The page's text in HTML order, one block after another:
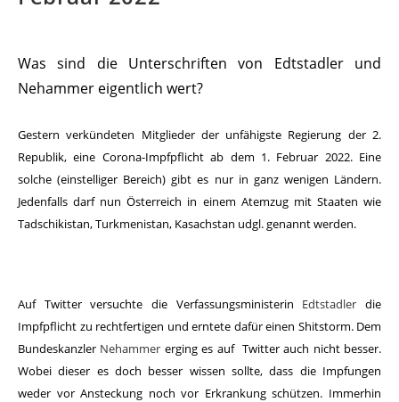
Was sind die Unterschriften von Edtstadler und
Nehammer eigentlich wert?
Gestern verkündeten Mitglieder der unfähigste Regierung der 2.
Republik, eine Corona-Impfpflicht ab dem 1. Februar 2022. Eine
solche (einstelliger Bereich) gibt es nur in ganz wenigen Ländern.
Jedenfalls darf nun Österreich in einem Atemzug mit Staaten wie
Tadschikistan, Turkmenistan, Kasachstan udgl. genannt werden.
Auf Twitter versuchte die Verfassungsministerin Edtstadler die
Impfpflicht zu rechtfertigen und erntete dafür einen Shitstorm. Dem
Bundeskanzler Nehammer erging es auf Twitter auch nicht besser.
Wobei dieser es doch besser wissen sollte, dass die Impfungen
weder vor Ansteckung noch vor Erkrankung schützen. Immerhin